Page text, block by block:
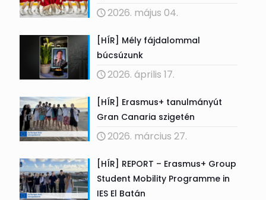
2026. május 04.
[HÍR] Mély fájdalommal
búcsúzunk
2026. április 17.
[HÍR] Erasmus+ tanulmányút
Gran Canaria szigetén
2026. március 27.
[HÍR] REPORT – Erasmus+ Group
Student Mobility Programme in
IES El Batán